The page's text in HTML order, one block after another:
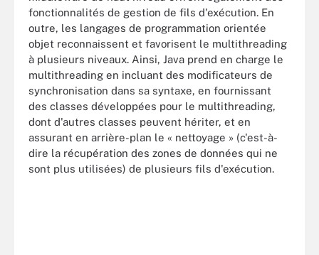
fonctionnalités de gestion de fils d'exécution. En
outre, les langages de programmation orientée
objet reconnaissent et favorisent le multithreading
à plusieurs niveaux. Ainsi, Java prend en charge le
multithreading en incluant des modificateurs de
synchronisation dans sa syntaxe, en fournissant
des classes développées pour le multithreading,
dont d'autres classes peuvent hériter, et en
assurant en arrière-plan le « nettoyage » (c'est-à-
dire la récupération des zones de données qui ne
sont plus utilisées) de plusieurs fils d'exécution.